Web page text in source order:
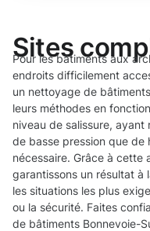
Sites
Pour les bâtiments aux
endroits difficilement
un nettoyage de
leurs méthodes en
niveau de salissure,
de basse pression que de
nécessaire. Grâce à cette
garantissons un résultat à
les situations les plus
ou la sécurité. Faites
de bâtiments Bonnevoie-